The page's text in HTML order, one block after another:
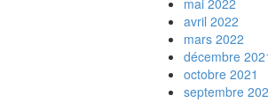
mai 2022
avril 2022
mars 2022
décembre
octobre 2021
septembre